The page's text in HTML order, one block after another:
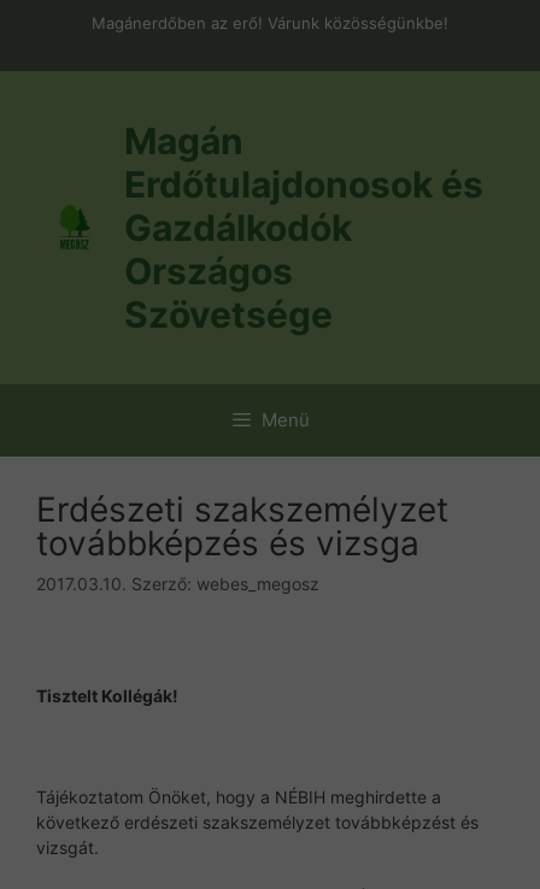
Magánerdőben az erő! Várunk közösségünkbe!
Magán
Erdőtulajdonosok és
Gazdálkodók
Országos
Szövetsége
Menü
Erdészeti szakszemélyzet
továbbképzés és vizsga
2017.03.10. Szerző: webes_megosz
Tisztelt Kollégák!
Tájékoztatom Önöket, hogy a NÉBIH meghirdette a
következő erdészeti szakszemélyzet továbbképzést és
vizsgát.